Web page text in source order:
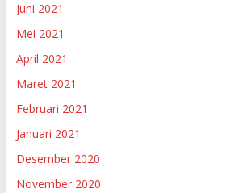
Juni 2021
Mei 2021
April 2021
Maret 2021
Februari 2021
Januari 2021
Desember 2020
November 2020